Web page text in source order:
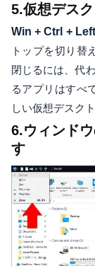
5.仮想デス
Win + Ctrl +
トップを切り替
閉じるには、代
るアプリはすべ
しい仮想デスク
6.ウィンド
す